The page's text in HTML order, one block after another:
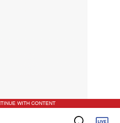
WITH CONTENT